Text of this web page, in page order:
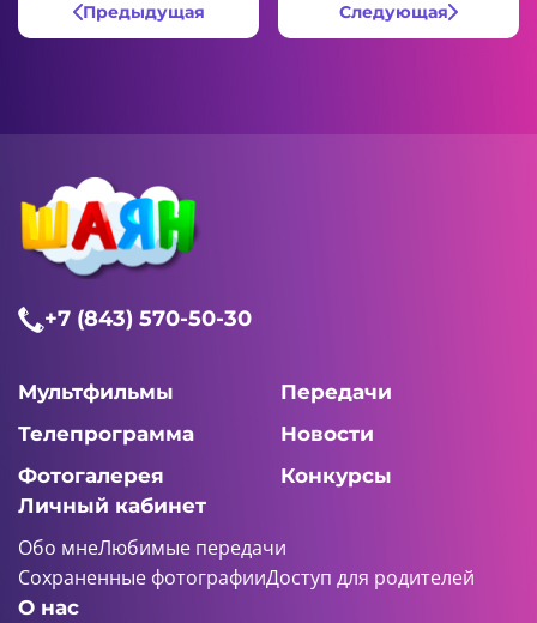
Предыдущая Следующая
+7 (843) 570-50-30
Мультфильмы
Передачи
Телепрограмма
Новости
Фотогалерея
Конкурсы
Личный кабинет
Обо мнеЛюбимые передачи
Сохраненные фотографииДоступ для родителей
О нас